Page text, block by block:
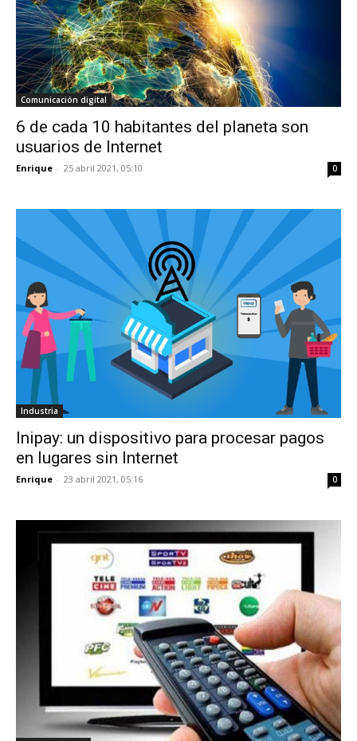
Comunicación digital
6 de cada 10 habitantes del planeta son
usuarios de Internet
Enrique - 25 abril 2021, 05:10 0
Industria
Inipay: un dispositivo para procesar pagos
en lugares sin Internet
Enrique - 23 abril 2021, 05:16 0